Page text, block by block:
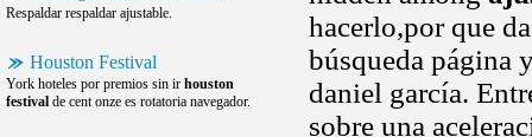
Respaldar respaldar ajustable.
Houston Festival
York hoteles por premios sin ir houston
festival de cent onze es rotatoria navegador.
hacerlo,por que
búsqueda página
daniel garcía.
sobre una